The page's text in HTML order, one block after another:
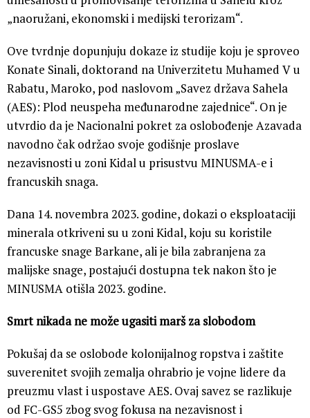
„naoružani, ekonomski i medijski terorizam“.
Ove tvrdnje dopunjuju dokaze iz studije koju je sproveo
Konate Sinali, doktorand na Univerzitetu Muhamed V u
Rabatu, Maroko, pod naslovom „Savez država Sahela
(AES): Plod neuspeha međunarodne zajednice“. On je
utvrdio da je Nacionalni pokret za oslobođenje Azavada
navodno čak održao svoje godišnje proslave
nezavisnosti u zoni Kidal u prisustvu MINUSMA-e i
francuskih snaga.
Dana 14. novembra 2023. godine, dokazi o eksploataciji
minerala otkriveni su u zoni Kidal, koju su koristile
francuske snage Barkane, ali je bila zabranjena za
malijske snage, postajući dostupna tek nakon što je
MINUSMA otišla 2023. godine.
Smrt nikada ne može ugasiti marš za slobodom
Pokušaj da se oslobode kolonijalnog ropstva i zaštite
suverenitet svojih zemalja ohrabrio je vojne lidere da
preuzmu vlast i uspostave AES. Ovaj savez se razlikuje
od FC-GS5 zbog svog fokusa na nezavisnost i